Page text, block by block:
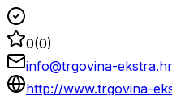
0(0)
info@trgovina-ekstra.hr
http://www.trgovina-